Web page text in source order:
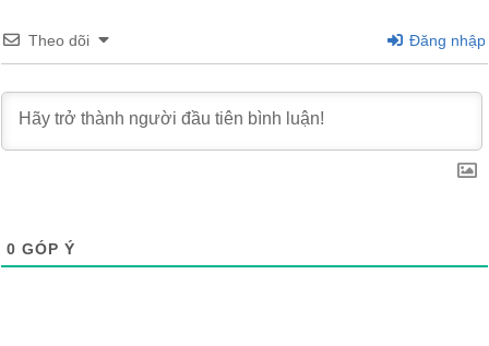
Theo dõi Đăng nhập
0 GÓP Ý